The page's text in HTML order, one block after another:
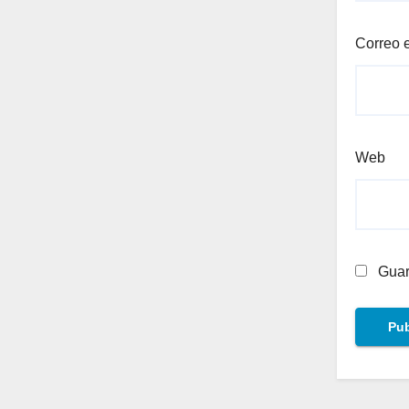
Correo
Web